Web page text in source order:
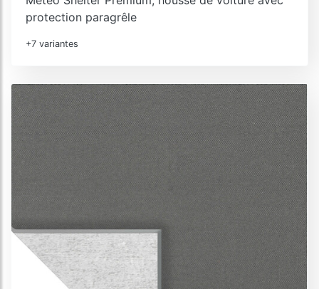
protection paragrêle
+7 variantes